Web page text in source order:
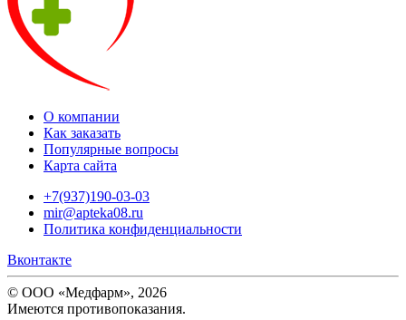
О компании
Как заказать
Популярные вопросы
Карта сайта
+7(937)190-03-03
mir@apteka08.ru
Политика конфиденциальности
Вконтакте
© ООО «Медфарм», 2026
Имеются противопоказания.